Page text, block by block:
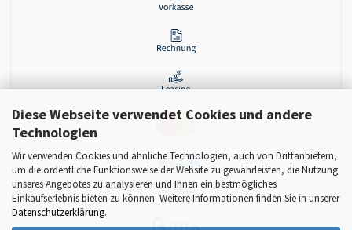
Diese Webseite verwendet Cookies und andere
Technologien
Wir verwenden Cookies und ähnliche Technologien, auch von Drittanbietern,
um die ordentliche Funktionsweise der Website zu gewährleisten, die Nutzung
unseres Angebotes zu analysieren und Ihnen ein bestmögliches
Einkaufserlebnis bieten zu können. Weitere Informationen finden Sie in unserer
Datenschutzerklärung.